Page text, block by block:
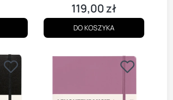
Cena
119,00 zł
DO KOSZYKA